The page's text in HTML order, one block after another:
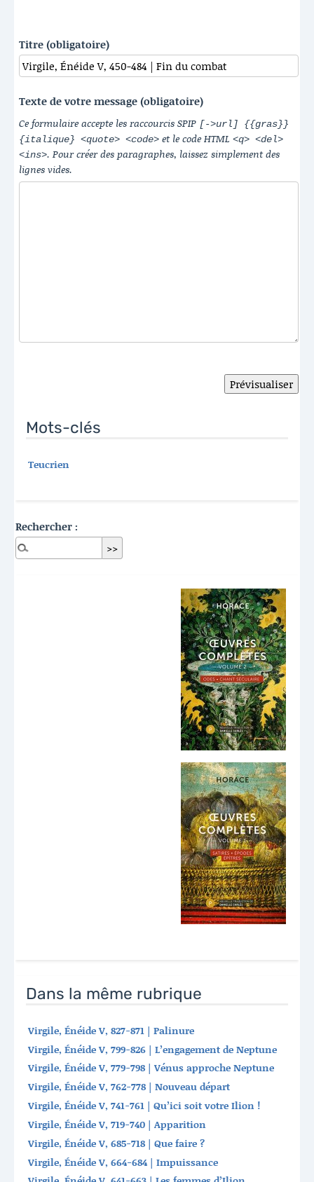
Titre (obligatoire)
Texte de votre message (obligatoire)
Ce formulaire accepte les raccourcis SPIP [->url] {{gras}}
{italique} <quote> <code> et le code HTML <q> <del>
<ins>. Pour créer des paragraphes, laissez simplement des
lignes vides.
Mots-clés
Teucrien
Rechercher :
Dernières publications
Dans la même rubrique
Virgile, Énéide V, 827-871 | Palinure
Virgile, Énéide V, 799-826 | L’engagement de Neptune
Virgile, Énéide V, 779-798 | Vénus approche Neptune
Virgile, Énéide V, 762-778 | Nouveau départ
Virgile, Énéide V, 741-761 | Qu’ici soit votre Ilion !
Virgile, Énéide V, 719-740 | Apparition
Virgile, Énéide V, 685-718 | Que faire ?
Virgile, Énéide V, 664-684 | Impuissance